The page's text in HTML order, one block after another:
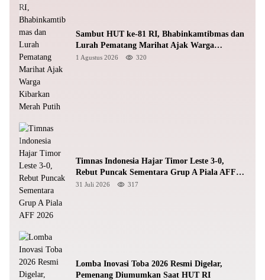
Sambut HUT ke-81 RI, Bhabinkamtibmas dan
Lurah Pematang Marihat Ajak Warga
Kibarkan Merah Putih
1 Agustus 2026 320
Timnas Indonesia Hajar Timor Leste 3-0,
Rebut Puncak Sementara Grup A Piala AFF
2026
31 Juli 2026 317
Lomba Inovasi Toba 2026 Resmi Digelar,
Pemenang Diumumkan Saat HUT RI